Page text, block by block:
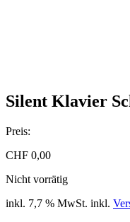
Silent Klavier
Preis:
CHF 0,00
Nicht vorrätig
inkl. 7,7 % MwSt. inkl.